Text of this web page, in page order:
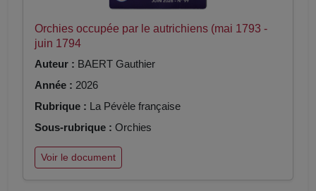
Orchies occupée par le autrichiens (mai 1793 -
juin 1794
Auteur : BAERT Gauthier
Année : 2026
Rubrique : La Pévèle française
Sous-rubrique : Orchies
Voir le document